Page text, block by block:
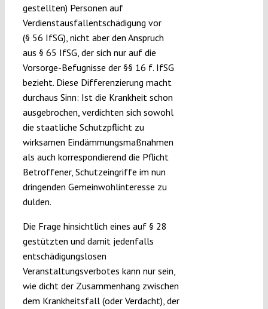
gestellten) Personen auf
Verdienstausfallentschädigung vor
(§ 56 IfSG), nicht aber den Anspruch
aus § 65 IfSG, der sich nur auf die
Vorsorge-Befugnisse der §§ 16 f. IfSG
bezieht. Diese Differenzierung macht
durchaus Sinn: Ist die Krankheit schon
ausgebrochen, verdichten sich sowohl
die staatliche Schutzpflicht zu
wirksamen Eindämmungsmaßnahmen
als auch korrespondierend die Pflicht
Betroffener, Schutzeingriffe im nun
dringenden Gemeinwohlinteresse zu
dulden.
Die Frage hinsichtlich eines auf § 28
gestützten und damit jedenfalls
entschädigungslosen
Veranstaltungsverbotes kann nur sein,
wie dicht der Zusammenhang zwischen
dem Krankheitsfall (oder Verdacht), der